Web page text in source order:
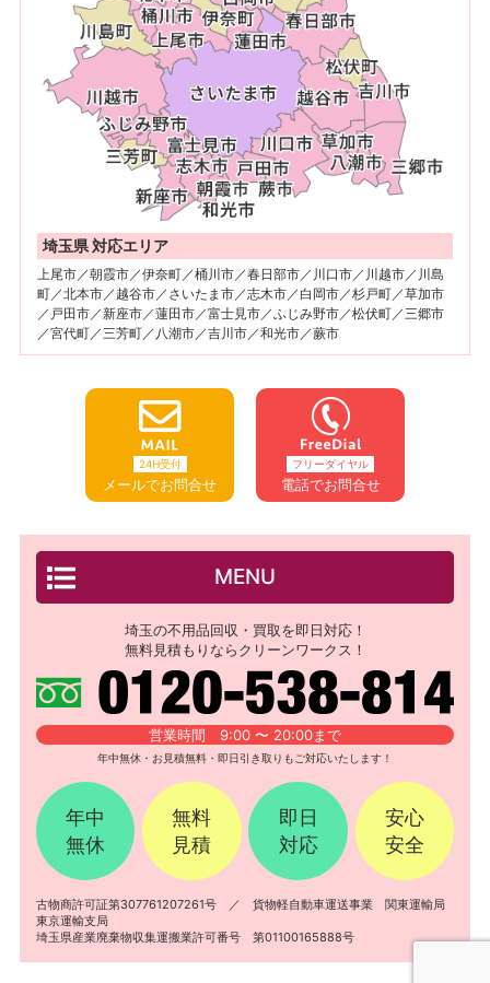
埼玉県 対応エリア
上尾市／朝霞市／伊奈町／桶川市／春日部市／川口市／川越市／川島
町／北本市／越谷市／さいたま市／志木市／白岡市／杉戸町／草加市
／戸田市／新座市／蓮田市／富士見市／ふじみ野市／松伏町／三郷市
／宮代町／三芳町／八潮市／吉川市／和光市／蕨市
24H受付
メールでお問合せ
フリーダイヤル
電話でお問合せ
MENU
埼玉の不用品回収・買取を即日対応！
無料見積もりならクリーンワークス！
営業時間 9:00 〜 20:00まで
年中無休・お見積無料・即日引き取りもご対応いたします！
年中
無休
無料
見積
即日
対応
安心
安全
古物商許可証第307761207261号 ／ 貨物軽自動車運送事業 関東運輸局
東京運輸支局
埼玉県産業廃棄物収集運搬業許可番号 第01100165888号